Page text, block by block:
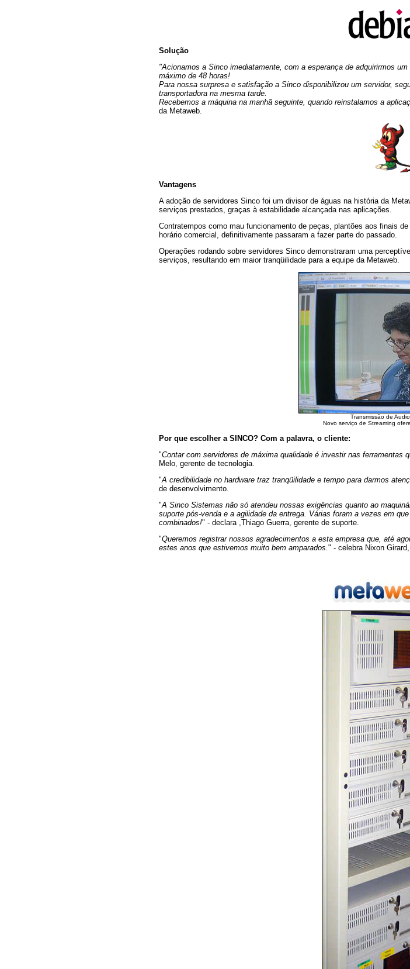
Solução
"Acionamos a Sinco imediatamente, com a esperança de adquirirmos
máximo de 48 horas!
Para nossa surpresa e satisfação a Sinco disponibilizou um servidor,
transportadora na mesma tarde.
Recebemos a máquina na manhã seguinte, quando reinstalamos a
da Metaweb.
Vantagens
A adoção de servidores Sinco foi um divisor de águas na história da
serviços prestados, graças à estabilidade alcançada nas aplicações.
Contratempos como mau funcionamento de peças, plantões aos finais
horário comercial, definitivamente passaram a fazer parte do passado.
Operações rodando sobre servidores Sinco demonstraram uma
serviços, resultando em maior tranqüilidade para a equipe da Metaweb.
Transmissão de
Novo serviço de Streaming
Por que escolher a SINCO? Com a palavra, o cliente:
"Contar com servidores de máxima qualidade é investir nas ferramentas
Melo, gerente de tecnologia.
"A credibilidade no hardware traz tranqüilidade e tempo para darmos
de desenvolvimento.
"A Sinco Sistemas não só atendeu nossas exigências quanto ao
suporte pós-venda e a agilidade da entrega. Várias foram a vezes em
combinados!" - declara ,Thiago Guerra, gerente de suporte.
"Queremos registrar nossos agradecimentos a esta empresa que, até
estes anos que estivemos muito bem amparados." - celebra Nixon